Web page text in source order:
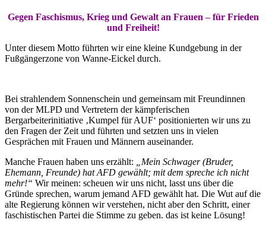
Gegen Faschismus, Krieg und Gewalt an Frauen – für Frieden
und Freiheit!
Unter diesem Motto führten wir eine kleine Kundgebung in der
Fußgängerzone von Wanne-Eickel durch.
Bei strahlendem Sonnenschein und gemeinsam mit Freundinnen
von der MLPD und Vertretern der kämpferischen
Bergarbeiterinitiative ‚Kumpel für AUF‘ positionierten wir uns zu
den Fragen der Zeit und führten und setzten uns in vielen
Gesprächen mit Frauen und Männern auseinander.
Manche Frauen haben uns erzählt:
„Mein Schwager (Bruder,
Ehemann, Freunde) hat AFD gewählt; mit dem spreche ich nicht
mehr!“ Wir meinen: scheuen wir uns nicht, lasst uns über die
Gründe sprechen, warum jemand AFD gewählt hat. Die Wut auf die
alte Regierung können wir verstehen, nicht aber den Schritt, einer
faschistischen Partei die Stimme zu geben. das ist keine Lösung!